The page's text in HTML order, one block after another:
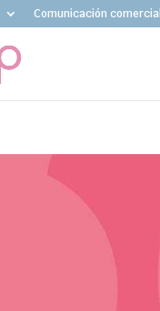
Comunicación comercial